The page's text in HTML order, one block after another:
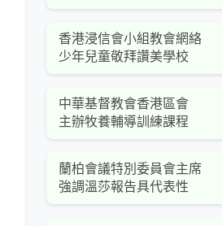
香港浸信會小組教會網絡
少年兒童敬拜讚美學校
中華基督教會香港區會
主辦牧養輔導訓練課程
蘭柏會議特別委員會主席
強調溫莎報告具代表性